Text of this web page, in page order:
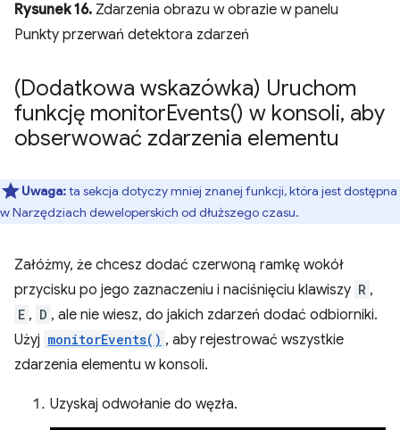
Rysunek 16. Zdarzenia obrazu w obrazie w panelu
Punkty przerwań detektora zdarzeń
(Dodatkowa wskazówka) Uruchom
funkcję monitorEvents() w konsoli, aby
obserwować zdarzenia elementu
Uwaga:ta sekcja dotyczy mniej znanej funkcji, która jest dostępna
w Narzędziach deweloperskich od dłuższego czasu.
Załóżmy, że chcesz dodać czerwoną ramkę wokół
przycisku po jego zaznaczeniu i naciśnięciu klawiszy R ,
E , D , ale nie wiesz, do jakich zdarzeń dodać odbiorniki.
Użyj monitorEvents() , aby rejestrować wszystkie
zdarzenia elementu w konsoli.
Uzyskaj odwołanie do węzła.